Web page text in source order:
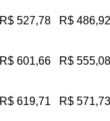
R$ 527,78 R$ 486,92
R$ 601,66 R$ 555,08
R$ 619,71 R$ 571,73